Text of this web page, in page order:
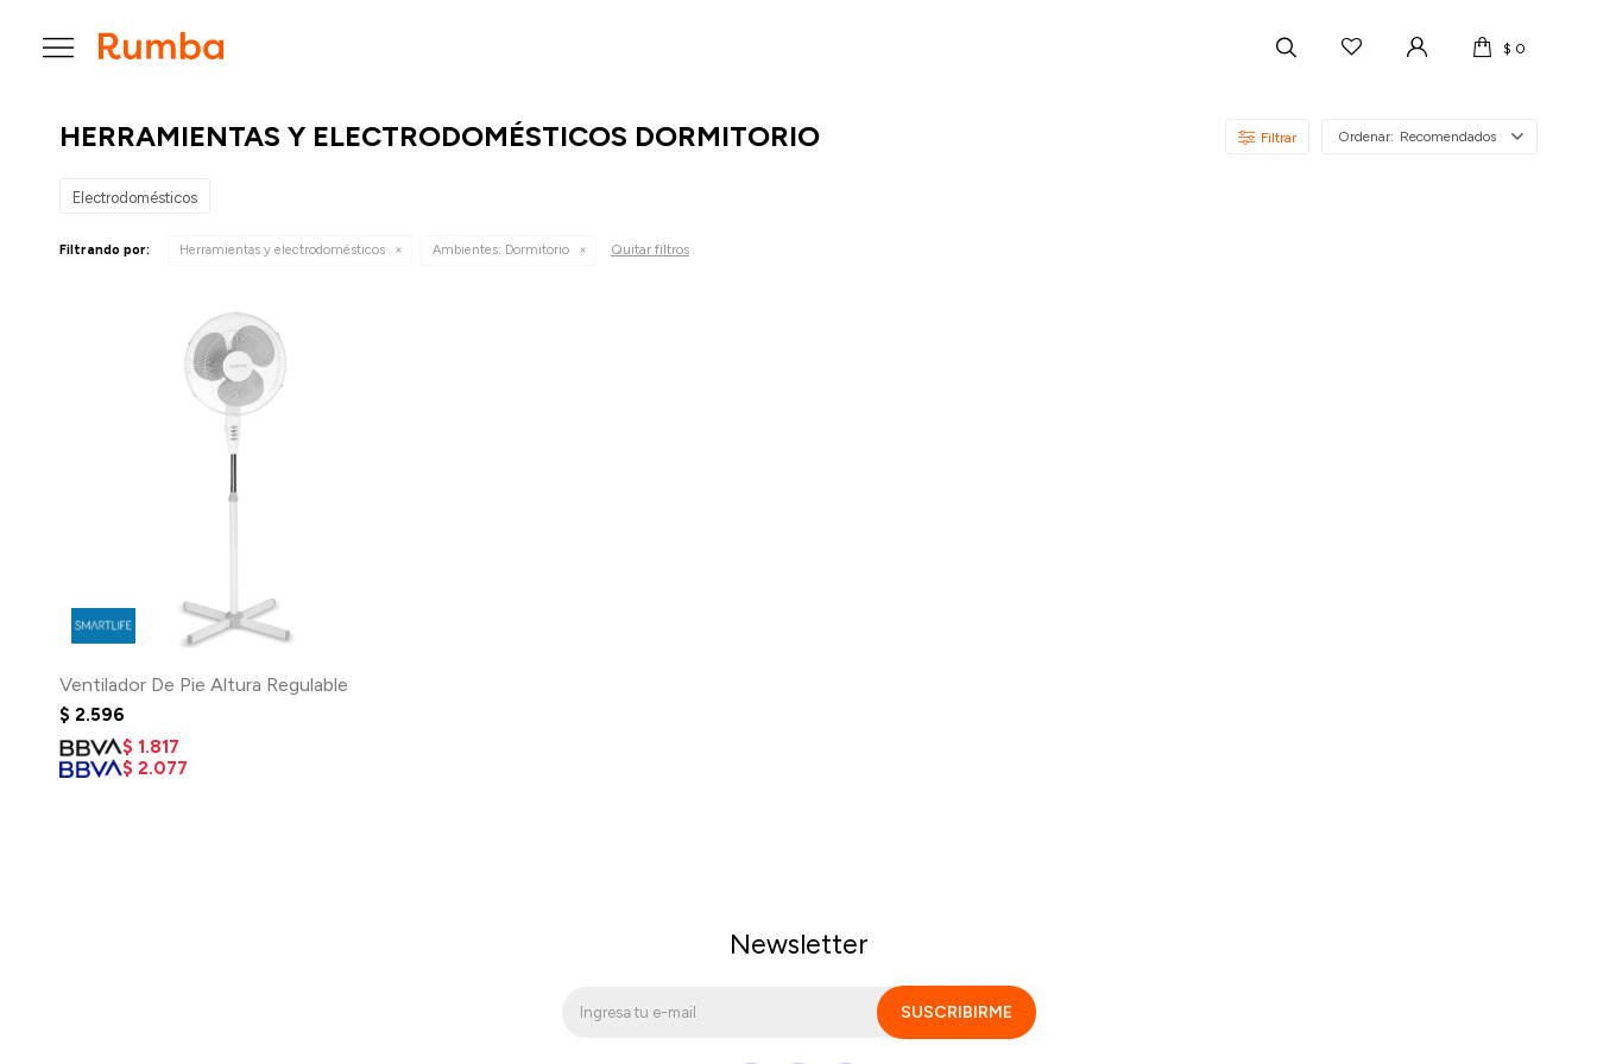
$ 0

HERRAMIENTAS Y ELECTRODOMÉSTICOS DORMITORIO Recomendados
Electrodomésticos
Filtrando por: Herramientas y electrodomésticos Ambientes: Dormitorio Quitar filtros
Ventilador De Pie Altura Regulable
$ 2.596
$ 1.817
$ 2.077
Newsletter
SUSCRIBIRME